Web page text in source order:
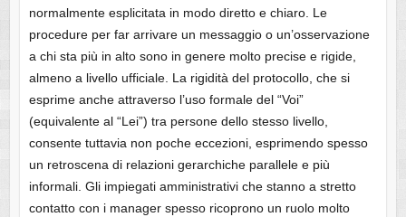
normalmente esplicitata in modo diretto e chiaro. Le
procedure per far arrivare un messaggio o un’osservazione
a chi sta più in alto sono in genere molto precise e rigide,
almeno a livello ufficiale. La rigidità del protocollo, che si
esprime anche attraverso l’uso formale del “Voi”
(equivalente al “Lei”) tra persone dello stesso livello,
consente tuttavia non poche eccezioni, esprimendo spesso
un retroscena di relazioni gerarchiche parallele e più
informali. Gli impiegati amministrativi che stanno a stretto
contatto con i manager spesso ricoprono un ruolo molto